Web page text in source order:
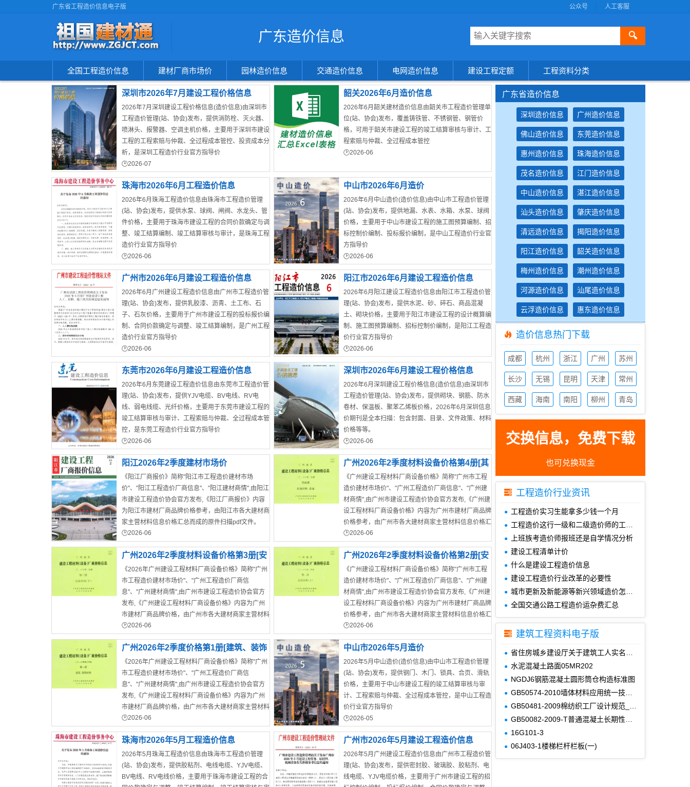
广东省工程造价信息电子版 人工客服
公众号
广东造价信息 🔍
信
息
全国工程造价信息 建材厂商市场价 园林造价信息 交通造价信息 电网造价信息 建设工程定额 工程资料分类
深圳市2026年7月建设工程价格信息
2026年7月深圳建设工程价格信息(造价信息)由深圳市
工程造价管理(站、协会)发布，提供消防栓、灭火器、
喷淋头、报警器、空调主机价格，主要用于深圳市建设
工程的工程索赔与仲裁、全过程成本管控、投资成本分
析，是深圳工程造价行业官方指导价
深圳市建设造价信息
广东省建材造价信息
2026-07
韶关2026年6月造价信息
2026年6月韶关建材造价信息由韶关市工程造价管理单
位(站、协会)发布，覆盖铸铁管、不锈钢管、钢管价
格，可用于韶关市建设工程的竣工结算审核与审计、工
程索赔与仲裁、全过程成本管控
韶关市建材价格
2026-06
珠海市2026年6月工程造价信息
2026年6月珠海工程造价信息由珠海市工程造价管理
(站、协会)发布，提供水泵、球阀、闸阀、水龙头、管
件价格，主要用于珠海市建设工程的合同价款确定与调
整、竣工结算编制、竣工结算审核与审计，是珠海工程
造价行业官方指导价
珠海市建材预算价
2026-06
中山市2026年6月造价
2026年6月中山造价(造价信息)由中山市工程造价管理
(站、协会)发布，提供地漏、水表、水箱、水泵、球阀
价格，主要用于中山市建设工程的施工图预算编制、招
标控制价编制、投标报价编制，是中山工程造价行业官
方指导价
中山市造价材料信息
2026-06
广州市2026年6月建设工程造价信息
2026年6月广州建设工程造价信息由广州市工程造价管
理(站、协会)发布，提供乳胶漆、沥青、土工布、石
子、石灰价格，主要用于广州市建设工程的投标报价编
制、合同价款确定与调整、竣工结算编制，是广州工程
造价行业官方指导价
广州市工程材料信息
2026-06
阳江市2026年6月建设工程造价信息
2026年6月阳江建设工程造价信息由阳江市工程造价管
理(站、协会)发布，提供水泥、砂、碎石、商品混凝
土、砌块价格，主要用于阳江市建设工程的设计概算编
制、施工图预算编制、招标控制价编制，是阳江工程造
价行业官方指导价
阳江市建材造价信息
2026-06
东莞市2026年6月建设工程造价信息
2026年6月东莞建设工程造价信息由东莞市工程造价管
理(站、协会)发布，提供YJV电缆、BV电线、RV电
线、弱电线缆、光纤价格，主要用于东莞市建设工程的
竣工结算审核与审计、工程索赔与仲裁、全过程成本管
控，是东莞工程造价行业官方指导价
东莞市工程建材价
2026-06
深圳市2026年6月建设工程价格信息
2026年6月深圳建设工程价格信息(造价信息)由深圳市
工程造价管理(站、协会)发布，提供砌块、钢筋、防水
卷材、保温板、聚苯乙烯板价格，2026年6月深圳信息
价期刊是全本扫描：包含封面、目录、文件政策、材料
价格等等。
深圳市结算造价信息
2026-06
阳江2026年2季度建材市场价
《阳江厂商报价》简称"阳江市工程造价建材市场
价"、"阳江工程造价厂商信息"、"阳江建材商情",由阳江
市建设工程造价协会官方发布,《阳江厂商报价》内容
为阳江市建材厂商品牌价格参考，由阳江市各大建材商
家主营材料信息价格汇总而成的原件扫描pdf文件。
2026-06
广州2026年2季度材料设备价格第4册[其
它材料设备]建材市场价
《广州建设工程材料厂商设备价格》简称"广州市工程
造价建材市场价"、"广州工程造价厂商信息"、"广州建
材商情",由广州市建设工程造价协会官方发布,《广州建
设工程材料厂商设备价格》内容为广州市建材厂商品牌
价格参考，由广州市各大建材商家主营材料信息价格汇
总而成的原件扫描pdf文件。
2026-06
广州2026年2季度材料设备价格第3册[安
装材料]下部建材市场价
《2026年广州建设工程材料厂商设备价格》简称"广州
市工程造价建材市场价"、"广州工程造价厂商信
息"、"广州建材商情",由广州市建设工程造价协会官方
发布,《广州建设工程材料厂商设备价格》内容为广州
市建材厂商品牌价格，由广州市各大建材商家主营材料
信息价格汇总而成的电子版pdf文件。
2026-06
广州2026年2季度材料设备价格第2册[安
装材料]上部建材市场价
《广州建设工程材料厂商设备价格》简称"广州市工程
造价建材市场价"、"广州工程造价厂商信息"、"广州建
材商情",由广州市建设工程造价协会官方发布,《广州建
设工程材料厂商设备价格》内容为广州市建材厂商品牌
价格参考，由广州市各大建材商家主营材料信息价格汇
总而成的原件扫描pdf文件。
2026-06
广州2026年2季度价格第1册[建筑、装饰
材料]建材市场价
《2026年广州建设工程材料厂商设备价格》简称"广州
市工程造价建材市场价"、"广州工程造价厂商信
息"、"广州建材商情",由广州市建设工程造价协会官方
发布,《广州建设工程材料厂商设备价格》内容为广州
市建材厂商品牌价格，由广州市各大建材商家主营材料
信息价格汇总而成的电子版pdf文件。
2026-06
中山市2026年5月造价
2026年5月中山造价(造价信息)由中山市工程造价管理
(站、协会)发布，提供钢门、木门、锁具、合页、滑轨
价格，主要用于中山市建设工程的竣工结算审核与审
计、工程索赔与仲裁、全过程成本管控，是中山工程造
价行业官方指导价
中山市工程造价信息
2026-05
珠海市2026年5月工程造价信息
2026年5月珠海工程造价信息由珠海市工程造价管理
(站、协会)发布，提供胶粘剂、电线电缆、YJV电缆、
BV电线、RV电线价格，主要用于珠海市建设工程的合
广州市2026年5月建设工程造价信息
2026年5月广州建设工程造价信息由广州市工程造价管
理(站、协会)发布，提供密封胶、玻璃胶、胶粘剂、电
线电缆、YJV电缆价格，主要用于广州市建设工程的招
广东省造价信息
深圳造价信息 广州造价信息
佛山造价信息 东莞造价信息
惠州造价信息 珠海造价信息
茂名造价信息 江门造价信息
中山造价信息 湛江造价信息
汕头造价信息 肇庆造价信息
清远造价信息 揭阳造价信息
阳江造价信息 韶关造价信息
梅州造价信息 潮州造价信息
河源造价信息 汕尾造价信息
云浮造价信息 惠东造价信息
造价信息热门下载
成都
信息
杭州
信息
浙江
信息
广州
信息
苏州
信息
长沙
信息
无锡
信息
昆明
信息
天津
信息
常州
信息
西藏
信息
海南
信息
南阳
信息
柳州
信息
青岛
信息
交换信息，免费下载
也可兑换现金
工程造价行业资讯
工程造价实习生能拿多少钱一个月
工程造价这行一级和二级造价师的工资差距
上班族考造价师报班还是自学情况分析
建设工程清单计价
什么是建设工程造价信息
建设工程造价行业改革的必要性
城市更新及新能源等新兴领域造价怎么做
全国交通公路工程造价运杂费汇总
建筑工程资料电子版
省住房城乡建设厅关于建筑工人实名制费用计取方法的公告
水泥混凝土路面05MR202
NGDJ6钢筋混凝土圆形筒仓构造标准图
GB50574-2010墙体材料应用统一技术规范
GB50481-2009棉纺织工厂设计规范_附条文说明
GB50082-2009-T普通混凝土长期性能和耐久性能试验方法标准
16G101-3
06J403-1楼梯栏杆栏板(一)